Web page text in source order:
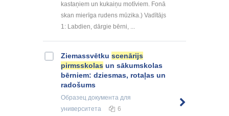
kastaņiem un kukaiņu motīviem. Fonā
skan mierīga rudens mūzika.) Vadītājs
1: Labdien, dārgie bērni, ...
Ziemassvētku scenārijs
pirmsskolas un sākumskolas
bērniem: dziesmas, rotaļas un
radošums
Образец документа для
университета
6